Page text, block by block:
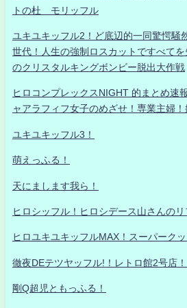
トの杜 モリッフル
ユキユキッフル2！ど底辺的一同驚愕騒
世代！人生の強制ロスカットですべて
のクリスタルキングボンビー脱出大作戦
ヒロコンプレックスNIGHT 的まとめ速
ャアラフィフ女子のめざせ！専業主婦
ユキユキッフル3！
萌えっふる！
天にまします我ら！
ヒロシッフル！ヒロシデース山さんのリ
ヒロユキユキッフルMAX！スーパークッ
徹夜DEテツヤッフル!！レトロ館2号店！
剛Q超児ともっふる！